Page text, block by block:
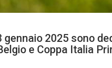
gennaio 2025 sono
e Coppa Italia